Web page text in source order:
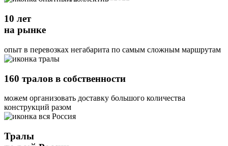
10 лет
на рынке
опыт в перевозках негабарита по самым сложным маршрутам
160 тралов в собственности
можем организовать доставку большого количества
конструкций разом
Тралы